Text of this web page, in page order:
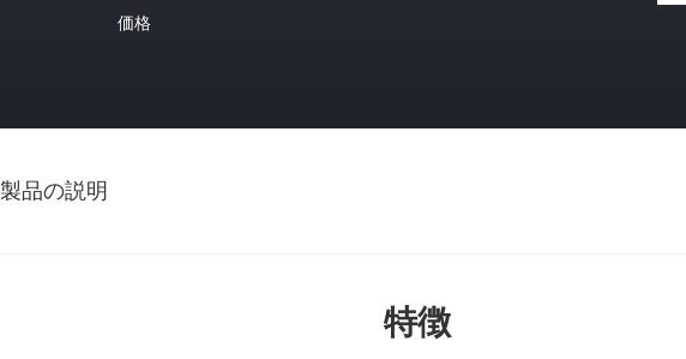
価格
製品の説明
特徴